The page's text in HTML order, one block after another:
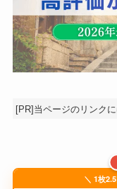
[PR]当ページのリンク
＼ 1枚